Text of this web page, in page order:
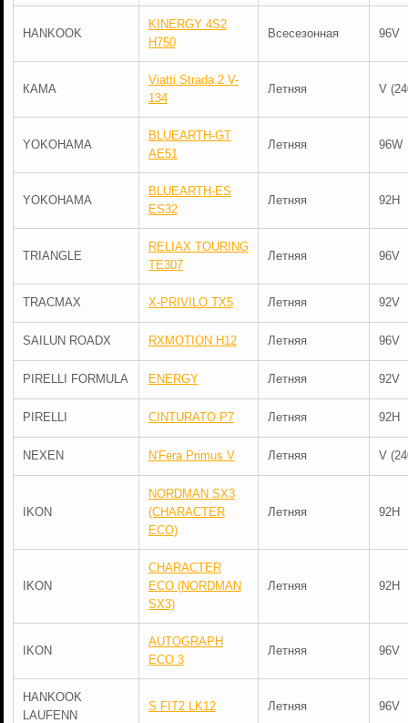
HANKOOK
KINERGY 4S2
H750
Всесезонная 96V
КАМА
Viatti Strada 2 V-
134
Летняя V
YOKOHAMA
BLUEARTH-GT
AE51
Летняя 96W
YOKOHAMA
BLUEARTH-ES
ES32
Летняя 92H
TRIANGLE
RELIAX TOURING
TE307
Летняя 96V
TRACMAX X-PRIVILO TX5 Летняя 92V
SAILUN ROADX RXMOTION H12 Летняя 96V
PIRELLI FORMULA ENERGY Летняя 92V
PIRELLI CINTURATO P7 Летняя 92H
NEXEN N'Fera Primus V Летняя V
IKON
NORDMAN SX3
(CHARACTER
ECO)
Летняя 92H
IKON
CHARACTER
ECO (NORDMAN
SX3)
Летняя 92H
IKON
AUTOGRAPH
ECO 3
Летняя 96V
HANKOOK
LAUFENN
S FIT2 LK12 Летняя 96V